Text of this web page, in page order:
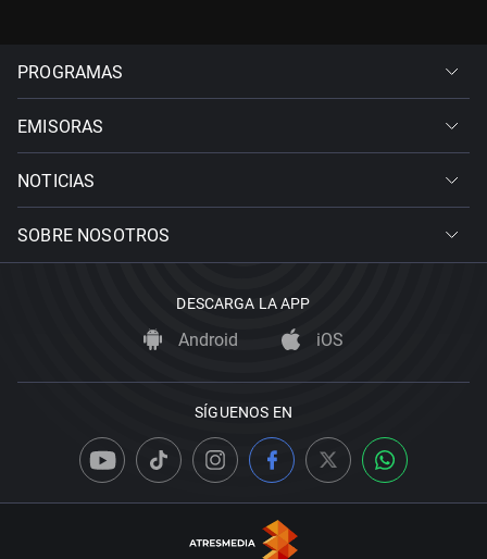
PROGRAMAS
EMISORAS
NOTICIAS
SOBRE NOSOTROS
DESCARGA LA APP
Android iOS
SÍGUENOS EN